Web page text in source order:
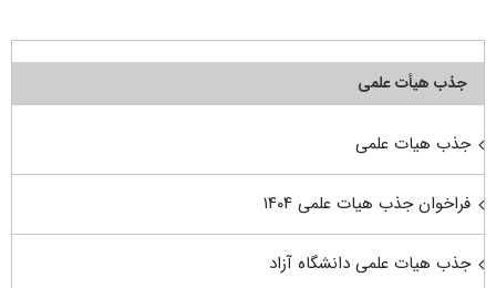
جذب هیأت علمی
جذب هیات علمی
فراخوان جذب هیات علمی ۱۴۰۴
جذب هیات علمی دانشگاه آزاد